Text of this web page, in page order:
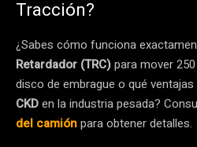
Tracción?
¿Sabes cómo funciona
Retardador (TRC)para mover
disco de embrague o qué
CKDen la industria pesada?
del camiónpara obtener detalles.